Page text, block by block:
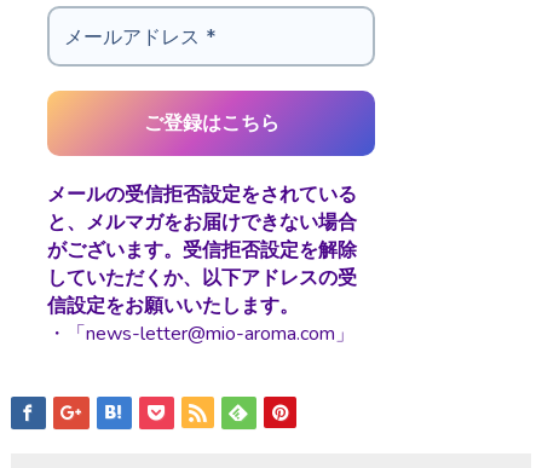
メールの受信拒否設定をされている
と、メルマガをお届けできない場合
がございます。受信拒否設定を解除
していただくか、以下アドレスの受
信設定をお願いいたします。
・「news-letter@mio-aroma.com」